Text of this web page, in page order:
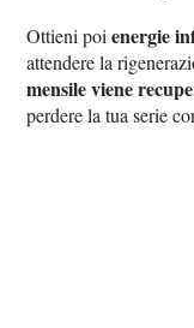
Ottieni poienergie
attendere la
mensile viene
perdere la tua serie